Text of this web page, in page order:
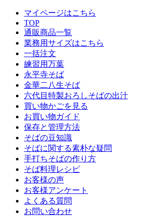
マイページはこちら
TOP
通販商品一覧
業務用サイズはこちら
一括注文
練習用万葉
永平寺そば
金華二八生そば
六代目特製おろしそばの出汁
買い物かごを見る
お買い物ガイド
保存と管理方法
そばの豆知識
そばに関する素朴な疑問
手打ちそばの作り方
そば料理レシピ
お客様の声
お客様アンケート
よくある質問
お問い合わせ